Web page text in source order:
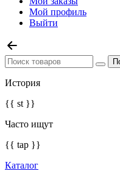
Мой профиль
Выйти
История
{{ st }}
Часто ищут
{{ tap }}
Каталог